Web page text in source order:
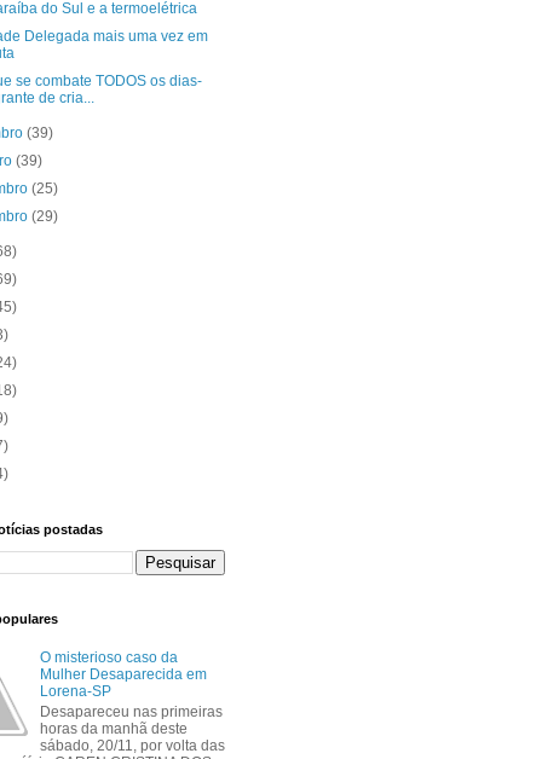
do Sul e a termoelétrica
Delegada mais uma vez em
se combate TODOS os dias-
de cria...
(39)
(39)
(25)
(29)
postadas
O misterioso caso da
Mulher Desaparecida em
Lorena-SP
Desapareceu nas primeiras
horas da manhã deste
sábado, 20/11, por volta das